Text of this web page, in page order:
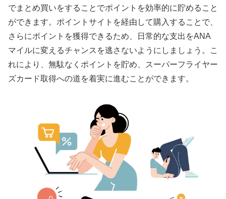
でまとめ買いをすることでポイントを効率的に貯めること
ができます。ポイントサイトを経由して購入することで、
さらにポイントを獲得できるため、日常的な支出をANA
マイルに変えるチャンスを逃さないようにしましょう。こ
れにより、無駄なくポイントを貯め、スーパーフライヤー
ズカード取得への道を着実に進むことができます。